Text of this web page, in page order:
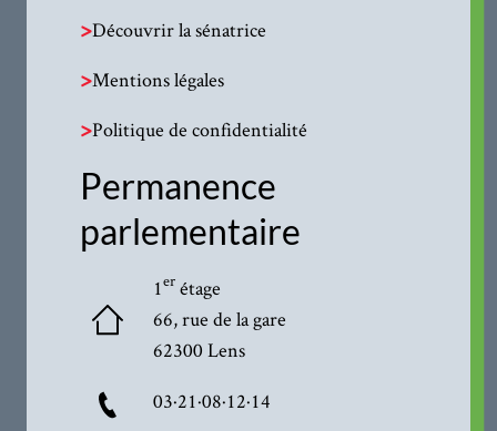
>Découvrir la sénatrice
>Mentions légales
>Politique de confidentialité
Permanence
parlementaire
1erétage
66, rue de la gare
62300 Lens
03·21·08·12·14